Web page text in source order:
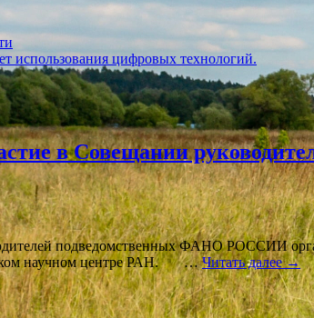
использования цифровых технологий.
в Совещании
подведомственных ФАНО РОССИИ
научном центре РАН. …Читать далее→